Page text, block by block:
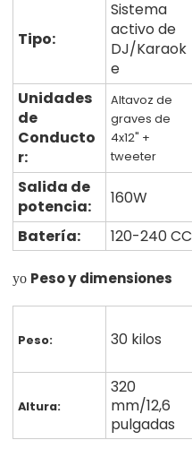
Tipo:
Sistema
activo de
DJ/Karaok
e
Unidades
de
Conducto
r:
Altavoz de
graves de
4x12" +
tweeter
Salida de
potencia:
160W
Batería: 120-240 CC
yo Peso y dimensiones
Peso: 30 kilos
Altura:
320
mm/12,6
pulgadas